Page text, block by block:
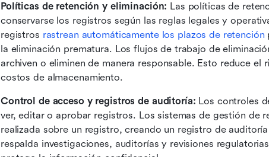
Políticas de retención y eliminación: Las políticas de
conservarse los registros según las reglas legales y
registros rastrean automáticamente los plazos de retención
la eliminación prematura. Los flujos de trabajo de
archiven o eliminen de manera responsable. Esto reduce el
costos de almacenamiento.
Control de acceso y registros de auditoría: Los controles
ver, editar o aprobar registros. Los sistemas de gestión de
realizada sobre un registro, creando un registro de
respalda investigaciones, auditorías y revisiones